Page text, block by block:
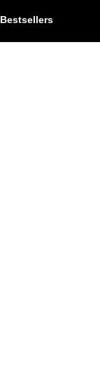
Bestsellers